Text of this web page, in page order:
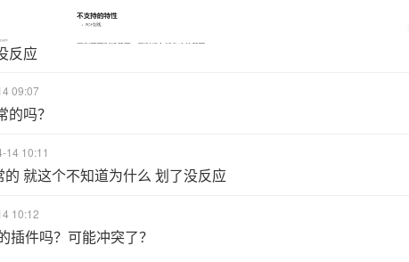
反应
09:07
吗？
14 10:11
的 就这个不知道为什么 划了没反应
10:12
插件吗？可能冲突了？